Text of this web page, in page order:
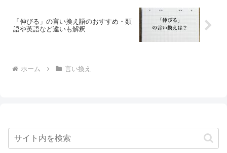
「伸びる」の言い換え語のおすすめ・類
語や英語など違いも解釈
ホーム 言い換え